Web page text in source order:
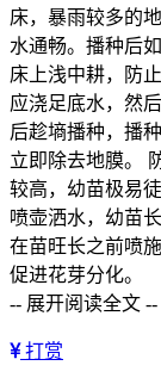
床，暴雨较多的
水通畅。播种后
床上浅中耕，防
应浇足底水，然
后趁墒播种，播
立即除去地膜。
较高，幼苗极易
喷壶洒水，幼苗
在苗旺长之前喷
促进花芽分化。
-- 展开阅读全文 --
打赏